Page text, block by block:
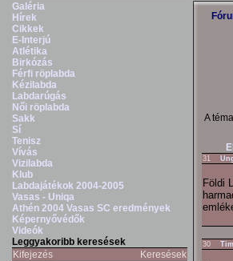
Galéria
Hírek
Cikkek
E-Interjú
Atlétika
Birkózás
Férfi röplabda
Kézilabda
Labdarúgás
Női röplabda
Sakk
Sí
Tenisz
Vívás
Vizilabda
Klub
Labdajátékok 2004-2005
Vasas - Uniqa
Athén 2004 Vasas SC eredmények
Képernyővédők
Videók
Leggyakoribb keresések
Kifejezés
Keresések
A
31
Földi
30